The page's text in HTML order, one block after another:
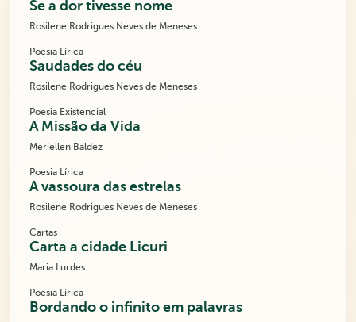
Se a dor tivesse nome
Rosilene Rodrigues Neves de Meneses
Poesia Lírica
Saudades do céu
Rosilene Rodrigues Neves de Meneses
Poesia Existencial
A Missão da Vida
Meriellen Baldez
Poesia Lírica
A vassoura das estrelas
Rosilene Rodrigues Neves de Meneses
Cartas
Carta a cidade Licuri
Maria Lurdes
Poesia Lírica
Bordando o infinito em palavras